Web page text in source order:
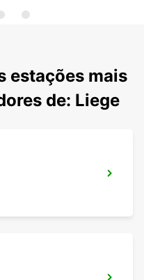
estações mais
de: Liege